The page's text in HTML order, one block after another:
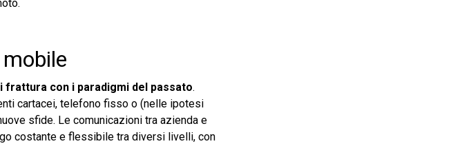
frattura con i paradigmi del passato.
cartacei, telefono fisso o (nelle ipotesi
sfide. Le comunicazioni tra azienda e
costante e flessibile tra diversi livelli, con